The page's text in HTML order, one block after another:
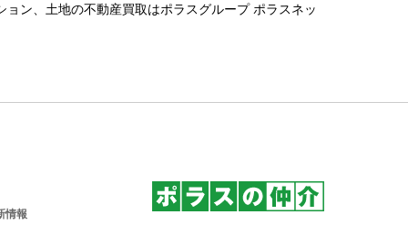
ン、土地の不動産買取はポラスグループ ポラスネッ
情報